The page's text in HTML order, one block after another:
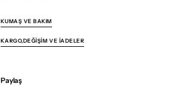
KUMAŞ VE BAKIM
KARGO,DEĞIŞIM VE İADELER
Paylaş